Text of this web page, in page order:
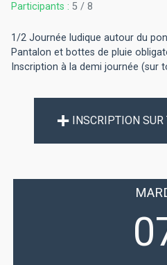
Participants : 5 / 8
1/2 Journée ludique autour du
Pantalon et bottes de pluie
Inscription à la demi journée (sur
INSCRIPTION SUR